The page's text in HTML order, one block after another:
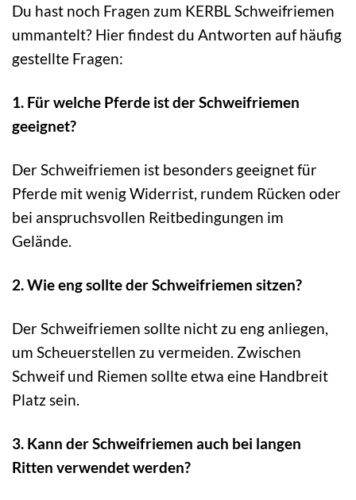
Du hast noch Fragen zum KERBL Schweifriemen
ummantelt? Hier findest du Antworten auf häufig
gestellte Fragen:
1. Für welche Pferde ist der Schweifriemen
geeignet?
Der Schweifriemen ist besonders geeignet für
Pferde mit wenig Widerrist, rundem Rücken oder
bei anspruchsvollen Reitbedingungen im
Gelände.
2. Wie eng sollte der Schweifriemen sitzen?
Der Schweifriemen sollte nicht zu eng anliegen,
um Scheuerstellen zu vermeiden. Zwischen
Schweif und Riemen sollte etwa eine Handbreit
Platz sein.
3. Kann der Schweifriemen auch bei langen
Ritten verwendet werden?